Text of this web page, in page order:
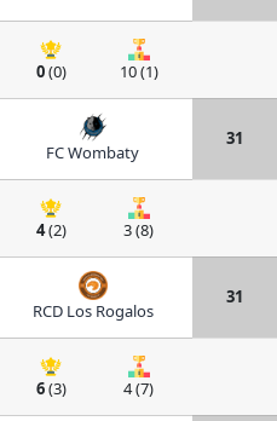
0(0) 10 (1)
FC Wombaty
31
4(2) 3 (8)
RCD Los Rogalos
31
6(3) 4 (7)